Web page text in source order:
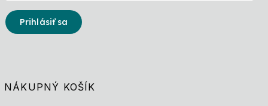
Prihlásiť sa
NÁKUPNÝ KOŠÍK